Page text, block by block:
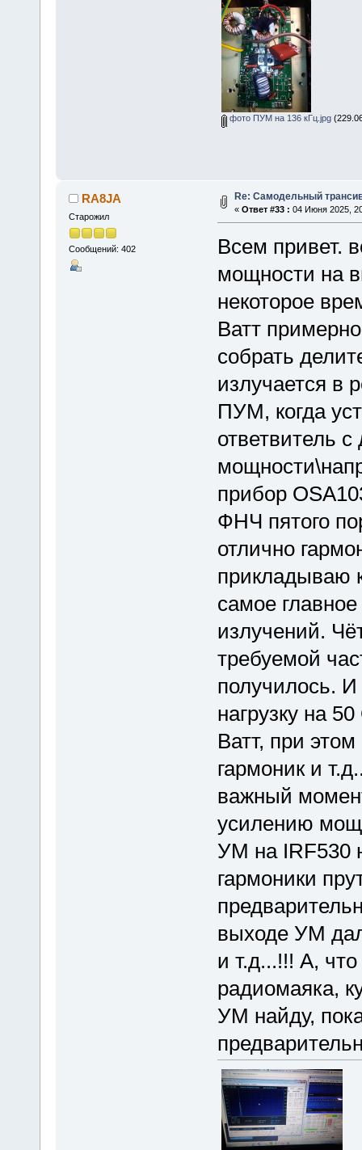
фото ПУМ на 136 кГц.jpg
RA8JA
Старожил
Сообщений: 402
Re: Самодельный
« Ответ #33 : 04 Июня 2025,
Всем привет.
мощности на
некоторое
Ватт
собрать
излучается в
ПУМ, когда
ответвитель
прибор
ФНЧ пятого
отлично
прикладываю
самое
излучений.
требуемой
получилось.
нагрузку на
Ватт, при
гармоник и
важный
усилению
УМ на IRF530
гармоники
выходе УМ
и т.д...!!! А,
радиомаяка,
УМ найду,